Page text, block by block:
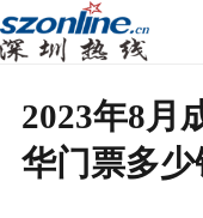
2023年8月
华门票多少